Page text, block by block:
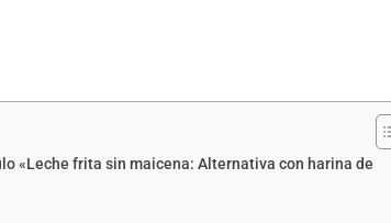
«Leche frita sin maicena: Alternativa con harina de